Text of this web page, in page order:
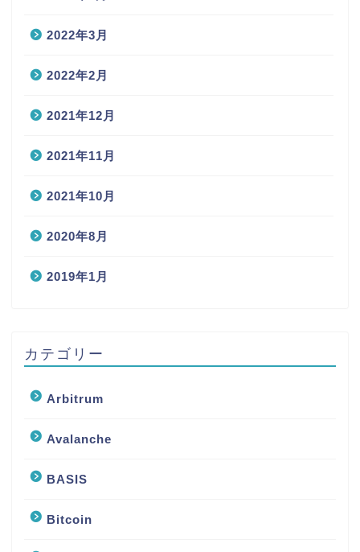
2022年3月
2022年2月
2021年12月
2021年11月
2021年10月
2020年8月
2019年1月
カテゴリー
Arbitrum
Avalanche
BASIS
Bitcoin